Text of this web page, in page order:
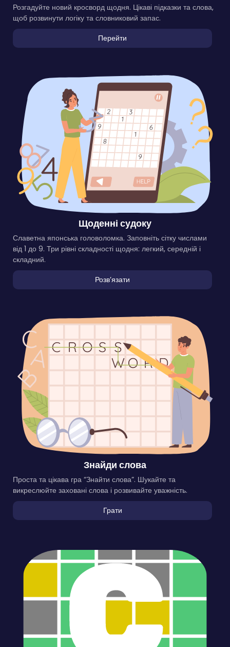
Розгадуйте новий кросворд щодня. Цікаві підказки та слова,
щоб розвинути логіку та словниковий запас.
Перейти
Щоденні судоку
Славетна японська головоломка. Заповніть сітку числами
від 1 до 9. Три рівні складності щодня: легкий, середній і
складний.
Розвʼязати
Знайди слова
Проста та цікава гра “Знайти слова”. Шукайте та
викреслюйте заховані слова і розвивайте уважність.
Грати